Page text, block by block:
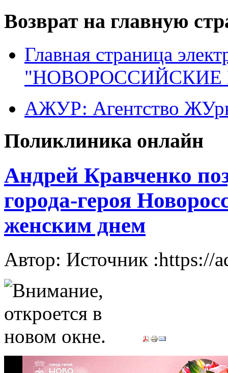
Возврат на главную
Главная страница
"НОВОРОССИЙСКИЕ
АЖУР: Агентство
Поликлиника онлайн
Андрей Кравченко
города-героя
женским днем
Автор: Источник :https://